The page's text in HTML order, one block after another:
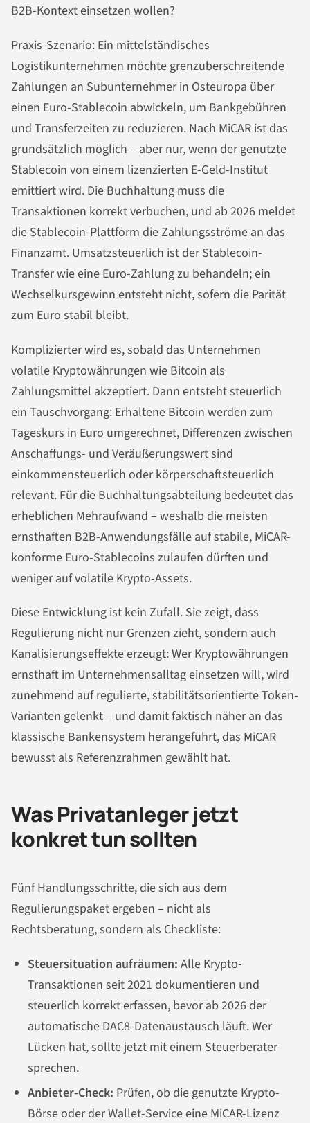
B2B-Kontext einsetzen wollen?
Praxis-Szenario: Ein mittelständisches
Logistikunternehmen möchte grenzüberschreitende
Zahlungen an Subunternehmer in Osteuropa über
einen Euro-Stablecoin abwickeln, um Bankgebühren
und Transferzeiten zu reduzieren. Nach MiCAR ist das
grundsätzlich möglich – aber nur, wenn der genutzte
Stablecoin von einem lizenzierten E-Geld-Institut
emittiert wird. Die Buchhaltung muss die
Transaktionen korrekt verbuchen, und ab 2026 meldet
die Stablecoin-Plattform die Zahlungsströme an das
Finanzamt. Umsatzsteuerlich ist der Stablecoin-
Transfer wie eine Euro-Zahlung zu behandeln; ein
Wechselkursgewinn entsteht nicht, sofern die Parität
zum Euro stabil bleibt.
Komplizierter wird es, sobald das Unternehmen
volatile Kryptowährungen wie Bitcoin als
Zahlungsmittel akzeptiert. Dann entsteht steuerlich
ein Tauschvorgang: Erhaltene Bitcoin werden zum
Tageskurs in Euro umgerechnet, Differenzen zwischen
Anschaffungs- und Veräußerungswert sind
einkommensteuerlich oder körperschaftsteuerlich
relevant. Für die Buchhaltungsabteilung bedeutet das
erheblichen Mehraufwand – weshalb die meisten
ernsthaften B2B-Anwendungsfälle auf stabile, MiCAR-
konforme Euro-Stablecoins zulaufen dürften und
weniger auf volatile Krypto-Assets.
Diese Entwicklung ist kein Zufall. Sie zeigt, dass
Regulierung nicht nur Grenzen zieht, sondern auch
Kanalisierungseffekte erzeugt: Wer Kryptowährungen
ernsthaft im Unternehmensalltag einsetzen will, wird
zunehmend auf regulierte, stabilitätsorientierte Token-
Varianten gelenkt – und damit faktisch näher an das
klassische Bankensystem herangeführt, das MiCAR
bewusst als Referenzrahmen gewählt hat.
Was Privatanleger jetzt
konkret tun sollten
Fünf Handlungsschritte, die sich aus dem
Regulierungspaket ergeben – nicht als
Rechtsberatung, sondern als Checkliste:
Steuersituation aufräumen: Alle Krypto-
Transaktionen seit 2021 dokumentieren und
steuerlich korrekt erfassen, bevor ab 2026 der
automatische DAC8-Datenaustausch läuft. Wer
Lücken hat, sollte jetzt mit einem Steuerberater
sprechen.
Anbieter-Check: Prüfen, ob die genutzte Krypto-
Börse oder der Wallet-Service eine MiCAR-Lizenz